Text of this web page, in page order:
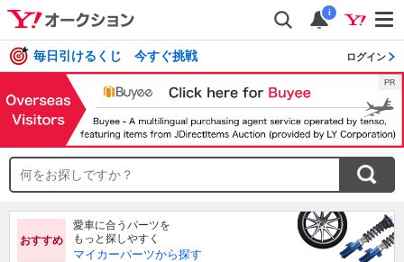
i
毎日引けるくじ 今すぐ挑戦 ログイン
おすすめ
愛車に合うパーツを
もっと探しやすく
マイカーパーツから探す